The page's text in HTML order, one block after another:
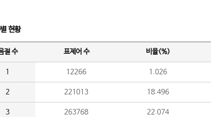
현황
절 수 표제어 수 비율(%)
1 12266 1.026
2 221013 18.496
3 263768 22.074